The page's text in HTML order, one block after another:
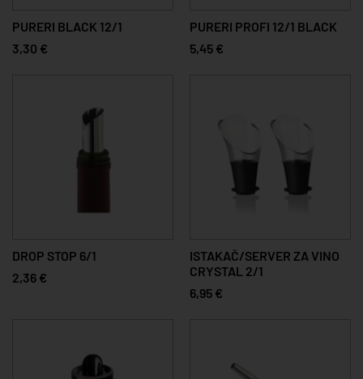
PURERI BLACK 12/1
3,30 €
PURERI PROFI 12/1 BLACK
5,45 €
DROP STOP 6/1
2,36 €
ISTAKAČ/SERVER ZA VINO
CRYSTAL 2/1
6,95 €